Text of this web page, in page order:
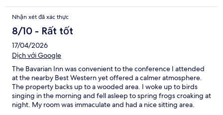
Nhận xét đã xác thực
8/10 - Rất tốt
17/04/2026
Dịch với Google
The Bavarian Inn was convenient to the conference I attended
at the nearby Best Western yet offered a calmer atmosphere.
The property backs up to a wooded area. I woke up to birds
singing in the morning and fell asleep to spring frogs croaking at
night. My room was immaculate and had a nice sitting area.